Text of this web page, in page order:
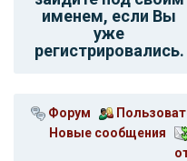
именем, если Вы
уже
регистрировались.
Форум
Новые сообщения